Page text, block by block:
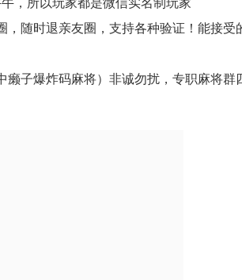
，所以玩家都是微信实名制玩家
，随时退亲友圈，支持各种验证！能接受
癞子爆炸码麻将）非诚勿扰，专职麻将群